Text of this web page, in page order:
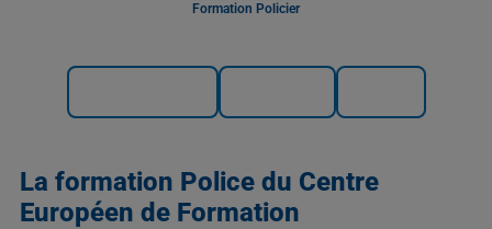
Formation Policier
La formation Police du Centre
Européen de Formation